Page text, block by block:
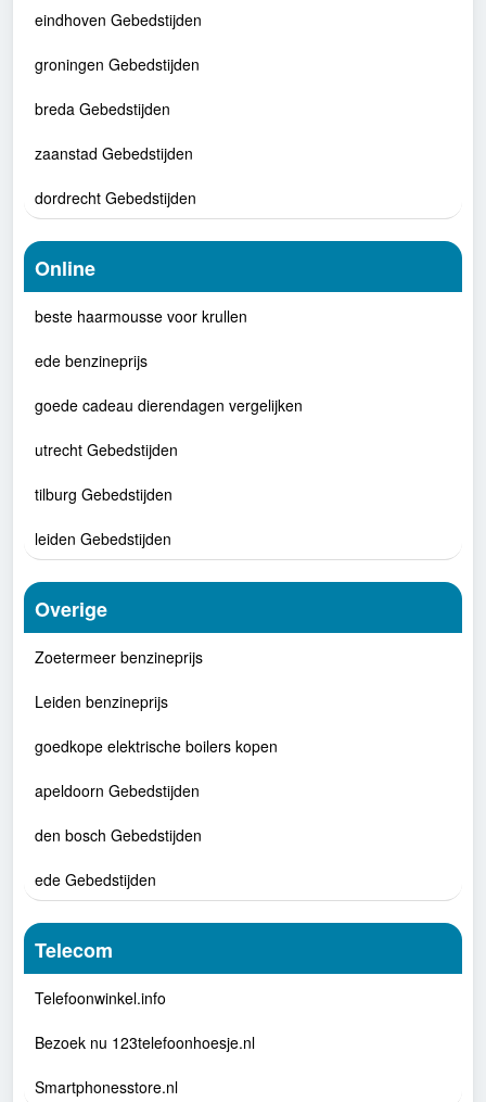
eindhoven Gebedstijden
groningen Gebedstijden
breda Gebedstijden
zaanstad Gebedstijden
dordrecht Gebedstijden
Online
beste haarmousse voor krullen
ede benzineprijs
goede cadeau dierendagen vergelijken
utrecht Gebedstijden
tilburg Gebedstijden
leiden Gebedstijden
Overige
Zoetermeer benzineprijs
Leiden benzineprijs
goedkope elektrische boilers kopen
apeldoorn Gebedstijden
den bosch Gebedstijden
ede Gebedstijden
Telecom
Telefoonwinkel.info
Bezoek nu 123telefoonhoesje.nl
Smartphonesstore.nl